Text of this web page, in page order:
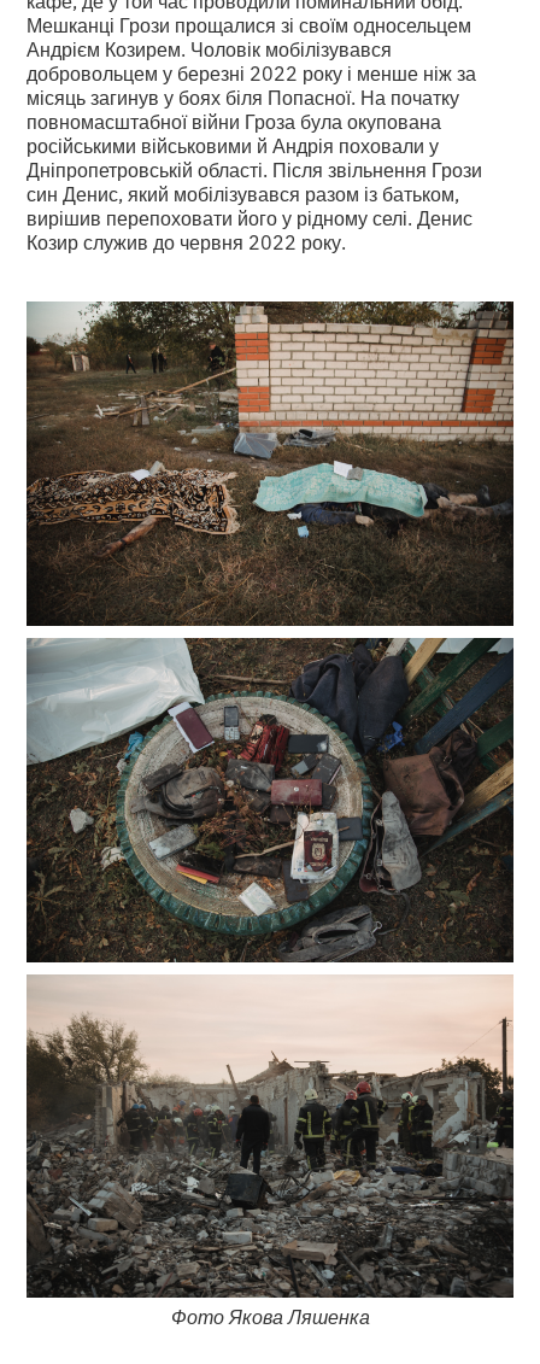
Мешканці Грози прощалися зі своїм односельцем
Андрієм Козирем. Чоловік мобілізувався
добровольцем у березні 2022 року і менше ніж за
місяць загинув у боях біля Попасної. На початку
повномасштабної війни Гроза була окупована
російськими військовими й Андрія поховали у
Дніпропетровській області. Після звільнення Грози
син Денис, який мобілізувався разом із батьком,
вирішив перепоховати його у рідному селі. Денис
Козир служив до червня 2022 року.
Фото Якова Ляшенка